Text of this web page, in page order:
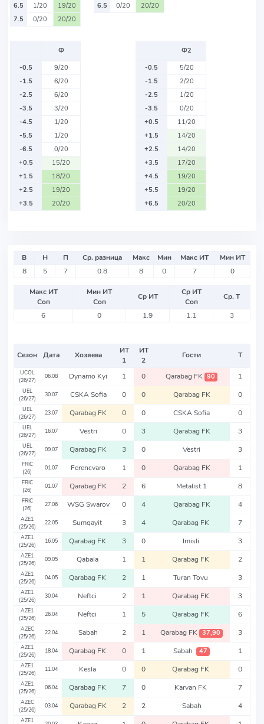
6.5
1/20
19/20
7.5
0/20 20/20
6.5
0/20 20/20
Ф
-0.5
9/20
-1.5
6/20
-2.5
6/20
-3.5
3/20
-4.5
1/20
-5.5
1/20
-6.5
0/20
+0.5
15/20
+1.5
18/20
+2.5
19/20
+3.5
20/20
Ф2
-0.5
5/20
-1.5
2/20
-2.5
1/20
-3.5
0/20
+0.5
11/20
+1.5
14/20
+2.5
14/20
+3.5
17/20
+4.5
19/20
+5.5
19/20
+6.5
20/20
В Н П Ср. разница Макс Мин Макс ИТ
Мин ИТ
8
5 7 0.8 8 0 7 0
Макс ИТ
Соп
Мин ИТ
Соп
Ср ИТ
Ср ИТ
Соп
Ср. Т
6
0 1.9 1.1 3
Сезон Дата Хозяева
ИТ
1
ИТ
2
Гости Т
UCOL
(26/27)
06.08 Dynamo Kyi 1 0 Qarabag FK 90 1
UEL
(26/27)
30.07 CSKA Sofia 0 0 Qarabag FK 0
UEL
(26/27)
23.07 Qarabag FK 0 0 CSKA Sofia 0
UEL
(26/27)
16.07 Vestri 0 3 Qarabag FK 3
UEL
(26/27)
09.07 Qarabag FK 3 0 Vestri 3
FRIC
(26)
01.07 Ferencvaro 1 0 Qarabag FK 1
FRIC
(26)
01.07 Qarabag FK 2 6 Metalist 1 8
FRIC
(26)
27.06 WSG Swarov 0 4 Qarabag FK 4
AZE1
(25/26)
22.05 Sumqayit 3 4 Qarabag FK 7
AZE1
(25/26)
16.05 Qarabag FK 3 0 Imisli 3
AZE1
(25/26)
09.05 Qabala 1 1 Qarabag FK 2
AZE1
(25/26)
04.05 Qarabag FK 2 1 Turan Tovu 3
AZE1
(25/26)
30.04 Neftci 2 1 Qarabag FK 3
AZE1
(25/26)
26.04 Neftci 1 5 Qarabag FK 6
AZEC
(25/26)
22.04 Sabah 2 1 Qarabag FK 37,90 3
AZE1
(25/26)
18.04 Qarabag FK 0 1 Sabah 47 1
AZE1
(25/26)
11.04 Kesla 0 0 Qarabag FK 0
AZE1
(25/26)
06.04 Qarabag FK 7 0 Karvan FK 7
AZEC
(25/26)
03.04 Qarabag FK 2 2 Sabah 4
AZE1